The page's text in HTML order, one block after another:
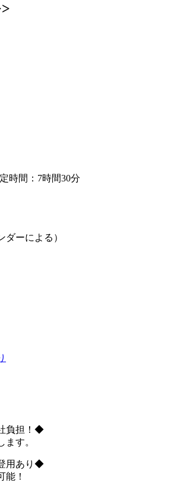
時間：7時間30分
ダーによる）
負担！◆
ます。
用あり◆
能！